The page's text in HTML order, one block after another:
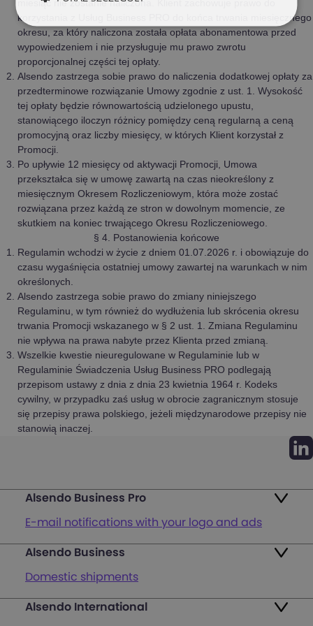
miesiąc nie zostanie naliczona. Klient zachowuje prawo do
korzystania z Usług Business PRO do końca trwania miesięcznego
okresu, za który naliczona została opłata abonamentowa przed
wypowiedzeniem i nie przysługuje mu prawo zwrotu
proporcjonalnej części tej opłaty.
Alsendo zastrzega sobie prawo do naliczenia dodatkowej opłaty za
przedterminowe rozwiązanie Umowy zgodnie z ust. 1. Wysokość
tej opłaty będzie równowartością udzielonego upustu,
stanowiącego iloczyn różnicy pomiędzy ceną regularną a ceną
promocyjną oraz liczby miesięcy, w których Klient korzystał z
Promocji.
Po upływie 12 miesięcy od aktywacji Promocji, Umowa
przekształca się w umowę zawartą na czas nieokreślony z
miesięcznym Okresem Rozliczeniowym, która może zostać
rozwiązana przez każdą ze stron w dowolnym momencie, ze
skutkiem na koniec trwającego Okresu Rozliczeniowego.
§ 4. Postanowienia końcowe
Regulamin wchodzi w życie z dniem 01.07.2026 r. i obowiązuje do
czasu wygaśnięcia ostatniej umowy zawartej na warunkach w nim
określonych.
Alsendo zastrzega sobie prawo do zmiany niniejszego
Regulaminu, w tym również do wydłużenia lub skrócenia okresu
trwania Promocji wskazanego w § 2 ust. 1. Zmiana Regulaminu
nie wpływa na prawa nabyte przez Klienta przed zmianą.
Wszelkie kwestie nieuregulowane w Regulaminie lub w
Regulaminie Świadczenia Usług Business PRO podlegają
przepisom ustawy z dnia z dnia 23 kwietnia 1964 r. Kodeks
cywilny, w przypadku zaś usług w obrocie zagranicznym stosuje
się przepisy prawa polskiego, jeżeli międzynarodowe przepisy nie
stanowią inaczej.
Alsendo Business Pro
E-mail notifications with your logo and ads
Ads on the order tracking page
Map of PUDO points
Alsendo Business
Domestic shipments
Fast & Secure International Courier Services
Alsendo International